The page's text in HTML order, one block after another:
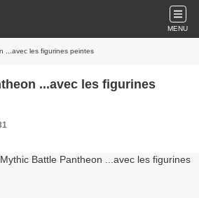
MENU
...avec les figurines peintes
...avec les figurines